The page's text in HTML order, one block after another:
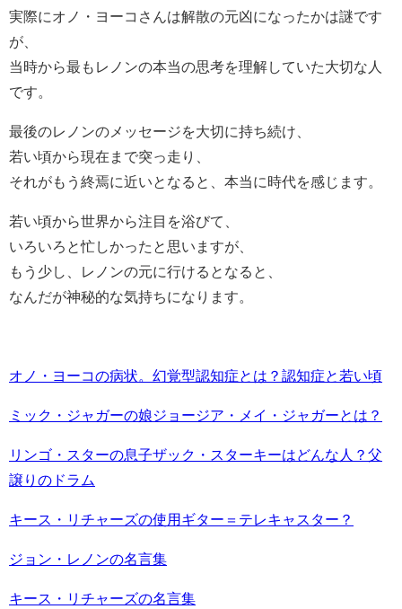
実際にオノ・ヨーコさんは解散の元凶になったかは謎です
が、
当時から最もレノンの本当の思考を理解していた大切な人
です。
最後のレノンのメッセージを大切に持ち続け、
若い頃から現在まで突っ走り、
それがもう終焉に近いとなると、本当に時代を感じます。
若い頃から世界から注目を浴びて、
いろいろと忙しかったと思いますが、
もう少し、レノンの元に行けるとなると、
なんだが神秘的な気持ちになります。
オノ・ヨーコの病状。幻覚型認知症とは？認知症と若い頃
ミック・ジャガーの娘ジョージア・メイ・ジャガーとは？
リンゴ・スターの息子ザック・スターキーはどんな人？父
譲りのドラム
キース・リチャーズの使用ギター＝テレキャスター？
ジョン・レノンの名言集
キース・リチャーズの名言集